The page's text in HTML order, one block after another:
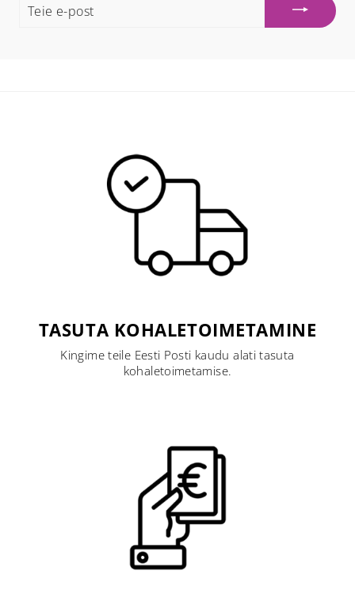
TASUTA KOHALETOIMETAMINE
Kingime teile Eesti Posti kaudu alati tasuta
kohaletoimetamise.